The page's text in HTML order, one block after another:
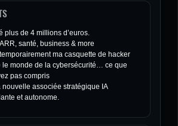
plus de 4 millions d’euros.
santé, business & more
ma casquette de hacker
le monde de la cybersécurité… ce que
pas compris
nouvelle associée stratégique IA
et autonome.